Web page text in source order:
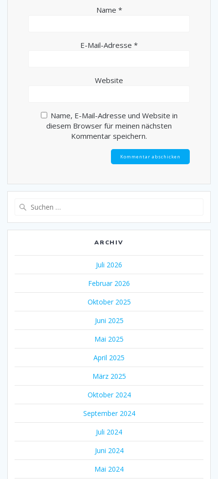
Name *
E-Mail-Adresse *
Website
Name, E-Mail-Adresse und Website in
diesem Browser für meinen nächsten
Kommentar speichern.
ARCHIV
Juli 2026
Februar 2026
Oktober 2025
Juni 2025
Mai 2025
April 2025
März 2025
Oktober 2024
September 2024
Juli 2024
Juni 2024
Mai 2024